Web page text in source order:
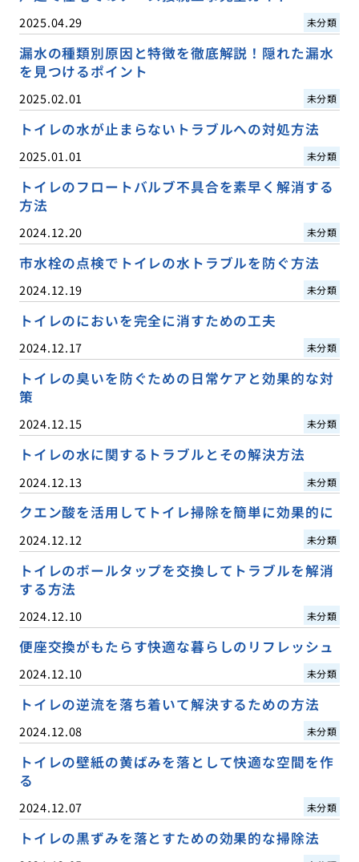
2025.04.29 未分類
漏水の種類別原因と特徴を徹底解説！隠れた漏水
を見つけるポイント
2025.02.01 未分類
トイレの水が止まらないトラブルへの対処方法
2025.01.01 未分類
トイレのフロートバルブ不具合を素早く解消する
方法
2024.12.20 未分類
市水栓の点検でトイレの水トラブルを防ぐ方法
2024.12.19 未分類
トイレのにおいを完全に消すための工夫
2024.12.17 未分類
トイレの臭いを防ぐための日常ケアと効果的な対
策
2024.12.15 未分類
トイレの水に関するトラブルとその解決方法
2024.12.13 未分類
クエン酸を活用してトイレ掃除を簡単に効果的に
2024.12.12 未分類
トイレのボールタップを交換してトラブルを解消
する方法
2024.12.10 未分類
便座交換がもたらす快適な暮らしのリフレッシュ
2024.12.10 未分類
トイレの逆流を落ち着いて解決するための方法
2024.12.08 未分類
トイレの壁紙の黄ばみを落として快適な空間を作
る
2024.12.07 未分類
トイレの黒ずみを落とすための効果的な掃除法